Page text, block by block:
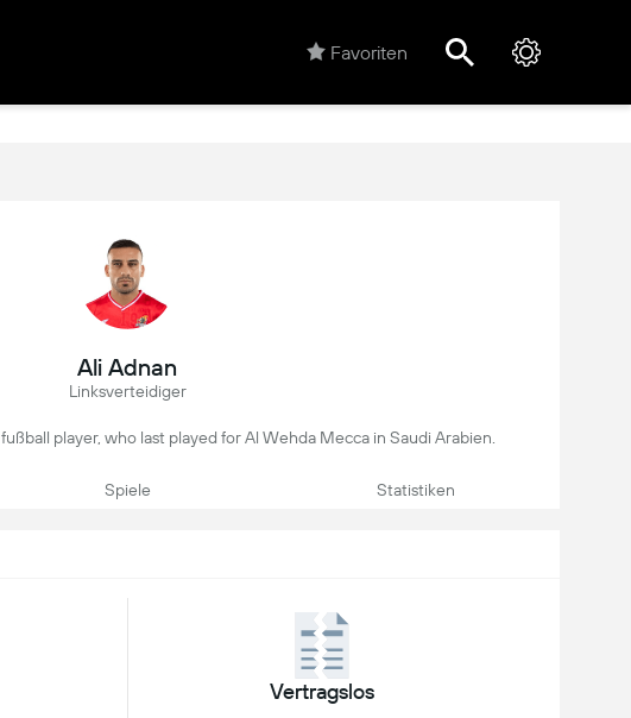
Favoriten
Ali Adnan
Linksverteidiger
player, who last played for Al Wehda Mecca in Saudi Arabien.
Spiele Statistiken
Vertragslos